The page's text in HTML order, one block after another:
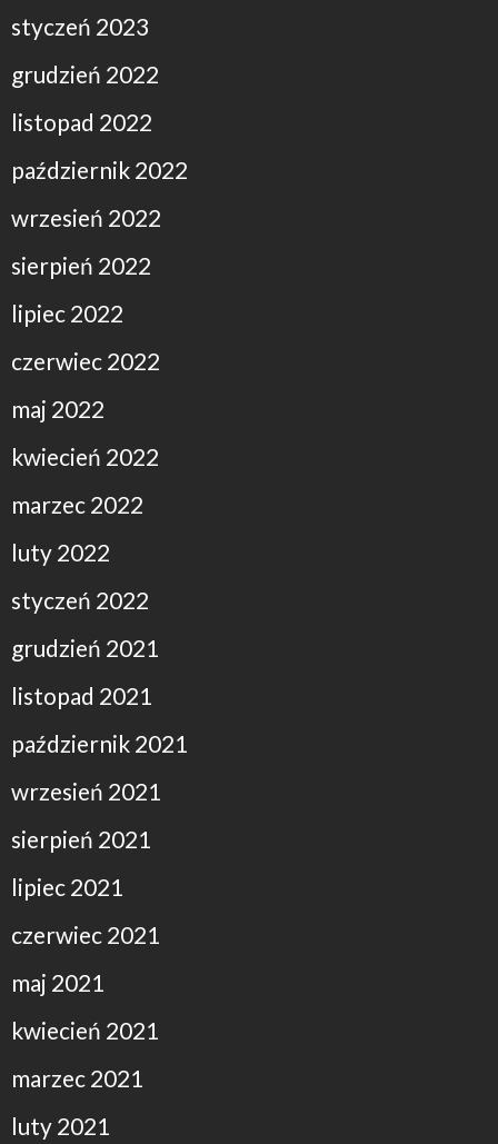
styczeń 2023
grudzień 2022
listopad 2022
październik 2022
wrzesień 2022
sierpień 2022
lipiec 2022
czerwiec 2022
maj 2022
kwiecień 2022
marzec 2022
luty 2022
styczeń 2022
grudzień 2021
listopad 2021
październik 2021
wrzesień 2021
sierpień 2021
lipiec 2021
czerwiec 2021
maj 2021
kwiecień 2021
marzec 2021
luty 2021